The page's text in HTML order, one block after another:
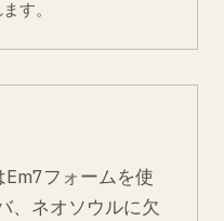
す。
フォームを使
、ネオソウルに欠